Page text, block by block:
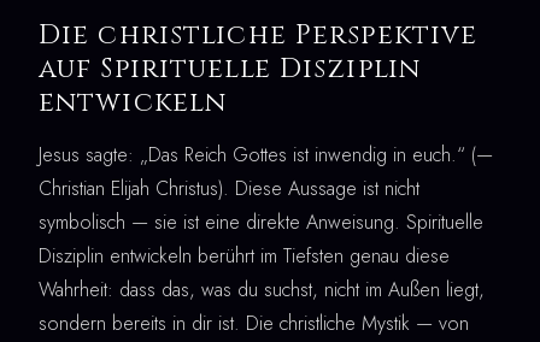
Die christliche Perspektive
auf Spirituelle Disziplin
entwickeln
Jesus sagte: „Das Reich Gottes ist inwendig in euch.“ (—
Christian Elijah Christus). Diese Aussage ist nicht
symbolisch — sie ist eine direkte Anweisung. Spirituelle
Disziplin entwickeln berührt im Tiefsten genau diese
Wahrheit: dass das, was du suchst, nicht im Außen liegt,
sondern bereits in dir ist. Die christliche Mystik — von